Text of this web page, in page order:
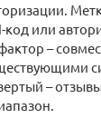
код или
–
–